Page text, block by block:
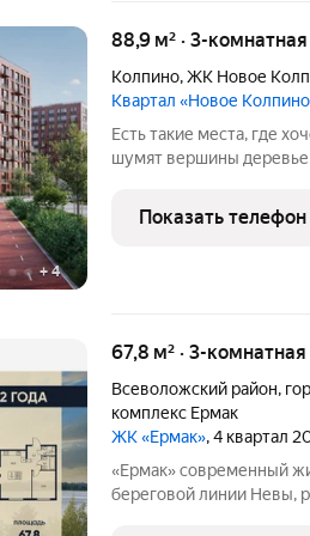
+ 4
88,9 м² · 3-
Колпино,ЖК Новое
Квартал «Новое
Есть такие места, где
шумят вершины
"Новое Колпино" в
проводить
Показать телефон
67,8 м² · 3-
Всеволожский район,
комплекс Ермак
ЖК «Ермак», 4 квартал
«Ермак» современный жилой комплекс комфорт-класса на первой
береговой линии Невы,